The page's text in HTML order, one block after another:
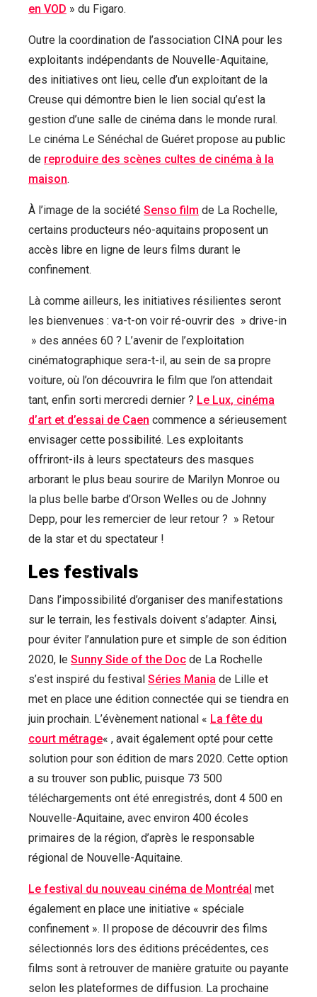
en VOD » du Figaro.
Outre la coordination de l’association CINA pour les
exploitants indépendants de Nouvelle-Aquitaine,
des initiatives ont lieu, celle d’un exploitant de la
Creuse qui démontre bien le lien social qu’est la
gestion d’une salle de cinéma dans le monde rural.
Le cinéma Le Sénéchal de Guéret propose au public
de reproduire des scènes cultes de cinéma à la
maison.
À l’image de la société Senso film de La Rochelle,
certains producteurs néo-aquitains proposent un
accès libre en ligne de leurs films durant le
confinement.
Là comme ailleurs, les initiatives résilientes seront
les bienvenues : va-t-on voir ré-ouvrir des » drive-in
» des années 60 ? L’avenir de l’exploitation
cinématographique sera-t-il, au sein de sa propre
voiture, où l’on découvrira le film que l’on attendait
tant, enfin sorti mercredi dernier ? Le Lux, cinéma
d’art et d’essai de Caen commence a sérieusement
envisager cette possibilité. Les exploitants
offriront-ils à leurs spectateurs des masques
arborant le plus beau sourire de Marilyn Monroe ou
la plus belle barbe d’Orson Welles ou de Johnny
Depp, pour les remercier de leur retour ? » Retour
de la star et du spectateur !
Les festivals
Dans l’impossibilité d’organiser des manifestations
sur le terrain, les festivals doivent s’adapter. Ainsi,
pour éviter l’annulation pure et simple de son édition
2020, le Sunny Side of the Doc de La Rochelle
s’est inspiré du festival Séries Mania de Lille et
met en place une édition connectée qui se tiendra en
juin prochain. L’évènement national « La fête du
court métrage« , avait également opté pour cette
solution pour son édition de mars 2020. Cette option
a su trouver son public, puisque 73 500
téléchargements ont été enregistrés, dont 4 500 en
Nouvelle-Aquitaine, avec environ 400 écoles
primaires de la région, d’après le responsable
régional de Nouvelle-Aquitaine.
Le festival du nouveau cinéma de Montréal met
également en place une initiative « spéciale
confinement ». Il propose de découvrir des films
sélectionnés lors des éditions précédentes, ces
films sont à retrouver de manière gratuite ou payante
selon les plateformes de diffusion. La prochaine